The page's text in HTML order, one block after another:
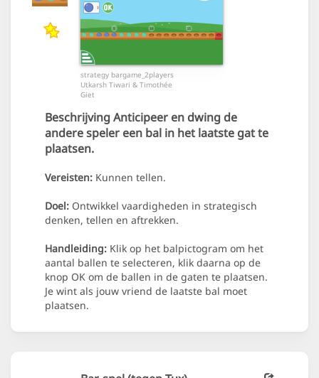
strategy bargame_2players
Utkarsh Tiwari & Timothée
Giet
BeschrijvingAnticipeer en dwing de
andere speler een bal in het laatste gat te
plaatsen.
Vereisten: Kunnen tellen.
Doel: Ontwikkel vaardigheden in strategisch
denken, tellen en aftrekken.
Handleiding: Klik op het balpictogram om het
aantal ballen te selecteren, klik daarna op de
knop OK om de ballen in de gaten te plaatsen.
Je wint als jouw vriend de laatste bal moet
plaatsen.